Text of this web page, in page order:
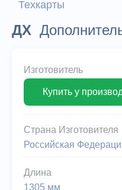
Техкарты
ДХ
Изготовитель
Купить у
Страна Изготовителя
Российская
Длина
1305 мм